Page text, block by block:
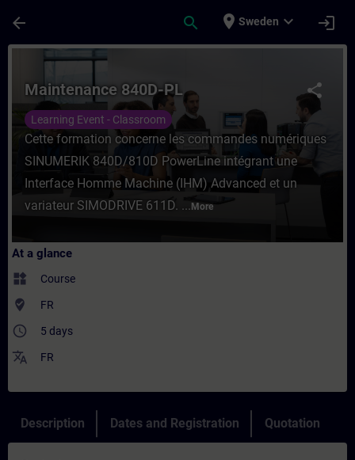
arrow_back search place Sweden expand_more login
Course - Maintenance 840D-PL -
share
Maintenance 840D-PL
Learning Event - Classroom
Cette formation concerne les commandes numériques
SINUMERIK 840D/810D PowerLine intégrant une
Interface Homme Machine (IHM) Advanced et un
variateur SIMODRIVE 611D. ... More
At a glance
widgets Course
where_to_vote FR
access_time 5 days
translate FR
Description Dates and Registration Quotation